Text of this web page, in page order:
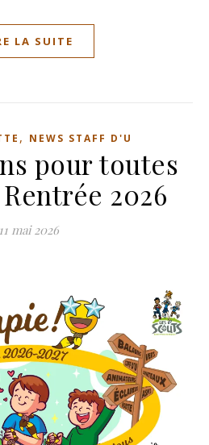
LA SUITE
, NEWS STAFF D'U
pour toutes
2026
11 mai 2026